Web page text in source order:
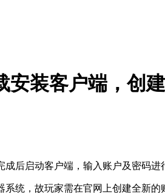
装客户端，创
后启动客户端，输入账户及密码进
统，故玩家需在官网上创建全新